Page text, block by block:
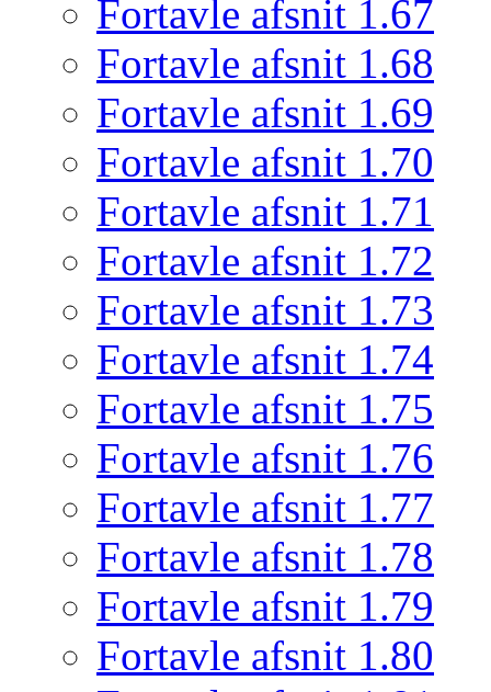
Fortavle afsnit 1.67
Fortavle afsnit 1.68
Fortavle afsnit 1.69
Fortavle afsnit 1.70
Fortavle afsnit 1.71
Fortavle afsnit 1.72
Fortavle afsnit 1.73
Fortavle afsnit 1.74
Fortavle afsnit 1.75
Fortavle afsnit 1.76
Fortavle afsnit 1.77
Fortavle afsnit 1.78
Fortavle afsnit 1.79
Fortavle afsnit 1.80